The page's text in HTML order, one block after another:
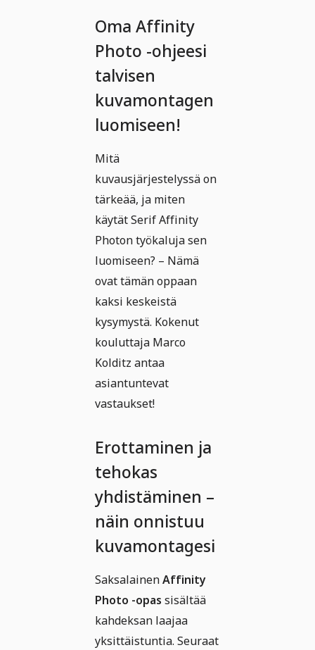
Oma Affinity
Photo -ohjeesi
talvisen
kuvamontagen
luomiseen!
Mitä
kuvausjärjestelyssä on
tärkeää, ja miten
käytät Serif Affinity
Photon työkaluja sen
luomiseen? – Nämä
ovat tämän oppaan
kaksi keskeistä
kysymystä. Kokenut
kouluttaja Marco
Kolditz antaa
asiantuntevat
vastaukset!
Erottaminen ja
tehokas
yhdistäminen –
näin onnistuu
kuvamontagesi
SaksalainenAffinity
Photo -opas sisältää
kahdeksan laajaa
yksittäistuntia. Seuraat